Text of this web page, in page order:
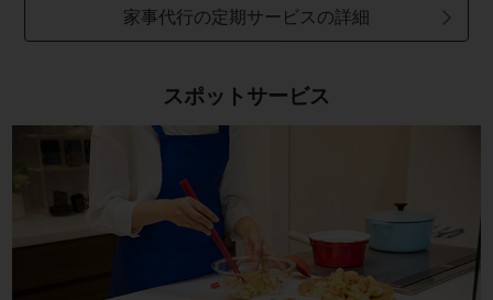
家事代行の定期サービスの詳細
スポットサービス